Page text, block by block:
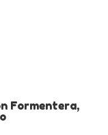
Formentera,